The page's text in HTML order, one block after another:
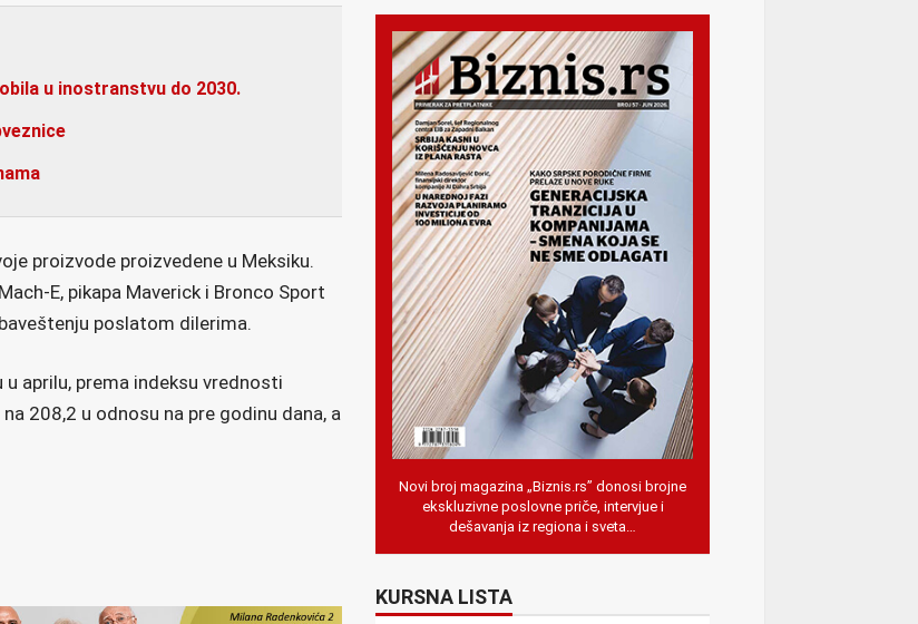
u inostranstvu do 2030.
proizvode proizvedene u Meksiku.
E, pikapa Maverick i Bronco Sport
poslatom dilerima.
aprilu, prema indeksu vrednosti
208,2 u odnosu na pre godinu dana, a
Novi broj magazina „Biznis.rs” donosi brojne
ekskluzivne poslovne priče, intervjue i
dešavanja iz regiona i sveta…
KURSNA LISTA